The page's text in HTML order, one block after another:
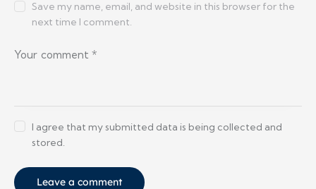
Save my name, email, and website in this browser for the
next time I comment.
I agree that my submitted data is being collected and
stored.